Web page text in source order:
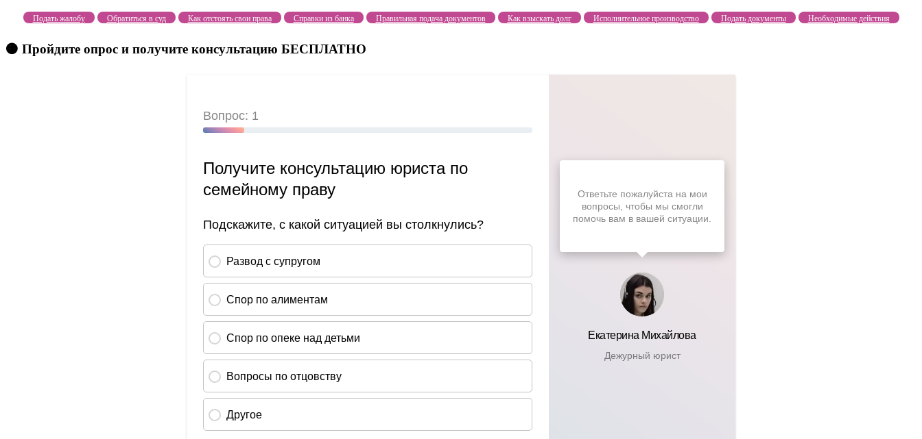
Подать жалобу Обратиться в суд Как отстоять свои права Справки из банка Правильная подача документов Как взыскать долг Исполнительное производство Подать документы Необходимые действия
🟠 Пройдите опрос и получите консультацию БЕСПЛАТНО